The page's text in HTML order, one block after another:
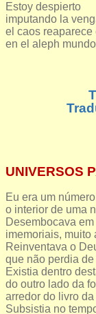
Estoy despierto
imputando la
el caos
en el aleph
UNIVERSOS
Eu era um
o interior de uma
Desembocava
imemoriais, muito
Reinventava o
que não perdia
Existia dentro
do outro lado da
arredor do livro
Subsistia no